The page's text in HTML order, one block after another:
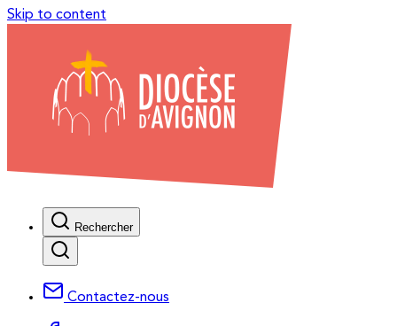
Skip to content
Rechercher
Contactez-nous